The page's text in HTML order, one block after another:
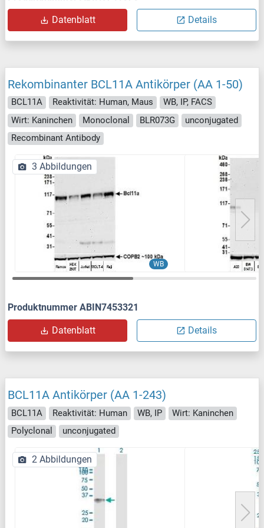
Datenblatt Details
Rekombinanter BCL11A Antikörper (AA 1-50)
BCL11A Reaktivität: Human, Maus
WB, IP, FACS
Wirt: Kaninchen
Monoclonal BLR073G
unconjugated
Recombinant Antibody
WB
3 Abbildungen
Produktnummer ABIN7453321
Datenblatt Details
BCL11A Antikörper (AA 1-243)
BCL11A Reaktivität: Human WB, IP
Wirt: Kaninchen
Polyclonal
unconjugated
2 Abbildungen